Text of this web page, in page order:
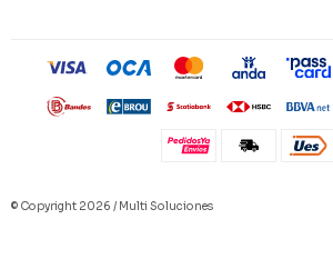
© Copyright 2026 / Multi Soluciones